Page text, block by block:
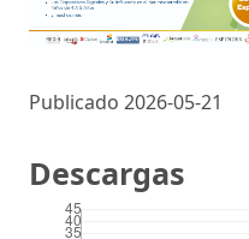
Publicado 2026-05-21
Descargas